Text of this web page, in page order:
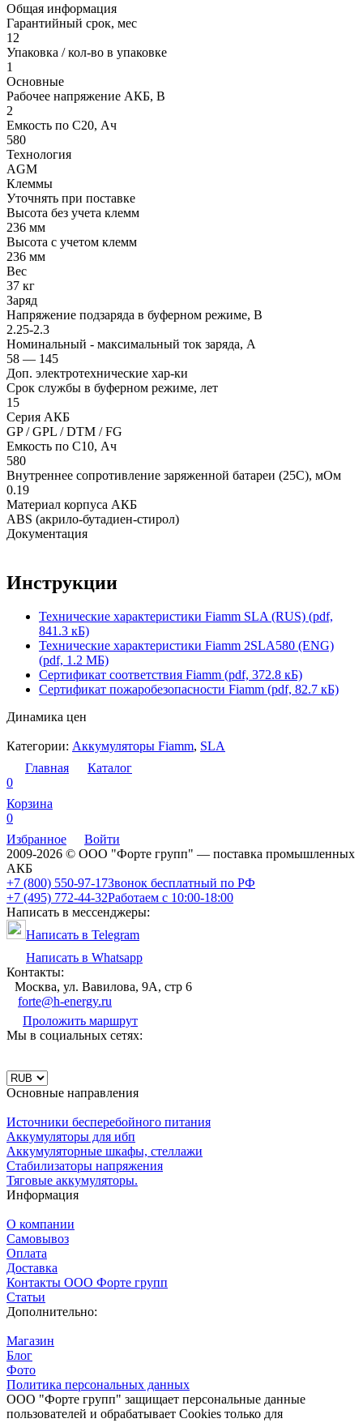
Общая информация
Гарантийный срок, мес
12
Упаковка / кол-во в упаковке
1
Основные
Рабочее напряжение АКБ, B
2
Емкость по С20, Ач
580
Технология
AGM
Клеммы
Уточнять при поставке
Высота без учета клемм
236 мм
Высота с учетом клемм
236 мм
Вес
37 кг
Заряд
Напряжение подзаряда в буферном режиме, В
2.25-2.3
Номинальный - максимальный ток заряда, А
58 — 145
Доп. электротехнические хар-ки
Срок службы в буферном режиме, лет
15
Серия АКБ
GP / GPL / DTM / FG
Емкость по С10, Ач
580
Внутреннее сопротивление заряженной батареи (25С), мОм
0.19
Материал корпуса АКБ
ABS (акрило-бутадиен-стирол)
Документация
Инструкции
Технические характеристики Fiamm SLA (RUS) (pdf,
841.3 кБ)
Технические характеристики Fiamm 2SLA580 (ENG)
(pdf, 1.2 МБ)
Сертификат соответствия Fiamm (pdf, 372.8 кБ)
Сертификат пожаробезопасности Fiamm (pdf, 82.7 кБ)
Динамика цен
Категории: Аккумуляторы Fiamm, SLA
Главная
Каталог
0
Корзина
0
Избранное
Войти
2009-2026 © ООО "Форте групп" — поставка промышленных
АКБ
+7 (800) 550-97-17Звонок бесплатный по РФ
+7 (495) 772-44-32Работаем с 10:00-18:00
Написать в мессенджеры:
Написать в Telegram
Написать в Whatsapp
Контакты:
Москва, ул. Вавилова, 9А, стр 6
forte@h-energy.ru
Проложить маршрут
Мы в социальных сетях:
Основные направления
Источники бесперебойного питания
Аккумуляторы для ибп
Аккумуляторные шкафы, стеллажи
Стабилизаторы напряжения
Тяговые аккумуляторы.
Информация
О компании
Самовывоз
Оплата
Доставка
Контакты ООО Форте групп
Статьи
Дополнительно:
Магазин
Блог
Фото
Политика персональных данных
ООО "Форте групп" защищает персональные данные
пользователей и обрабатывает Cookies только для